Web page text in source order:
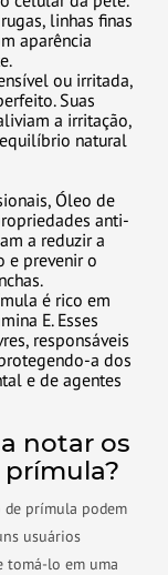
linhas finas
aparência
ou irritada,
Suas
a irritação,
natural
Óleo de
anti-
a reduzir a
e prevenir o
é rico em
E. Esses
responsáveis
a dos
e de agentes
notar os
prímula podem
usuários
tomá-lo em uma